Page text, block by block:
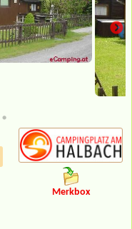
Merkbox